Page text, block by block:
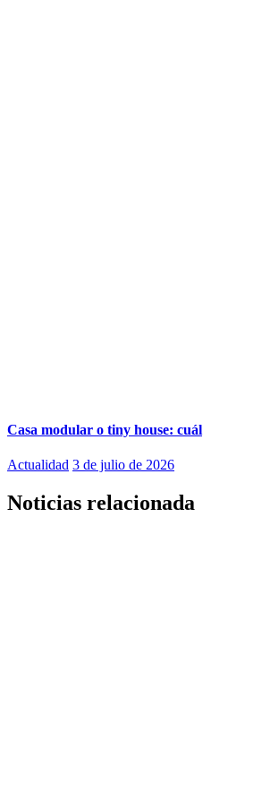
Casa modular o tiny house: cuál
Actualidad 3 de julio de 2026
Noticias relacionada